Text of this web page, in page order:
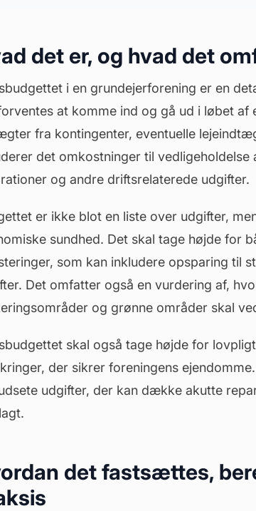
det er, og hvad det
i en grundejerforening er en
at komme ind og gå ud i løbet
fra kontingenter, eventuelle
det omkostninger til vedligeholdelse
og andre driftsrelaterede udgifter.
er ikke blot en liste over udgifter,
sundhed. Det skal tage højde for
som kan inkludere opsparing til
Det omfatter også en vurdering af,
og grønne områder skal
skal også tage højde for
der sikrer foreningens
udgifter, der kan dække akutte
det fastsættes,